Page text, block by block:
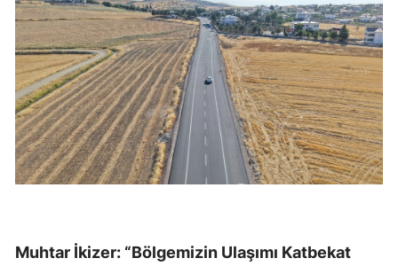
Muhtar İkizer: “Bölgemizin Ulaşımı Katbekat